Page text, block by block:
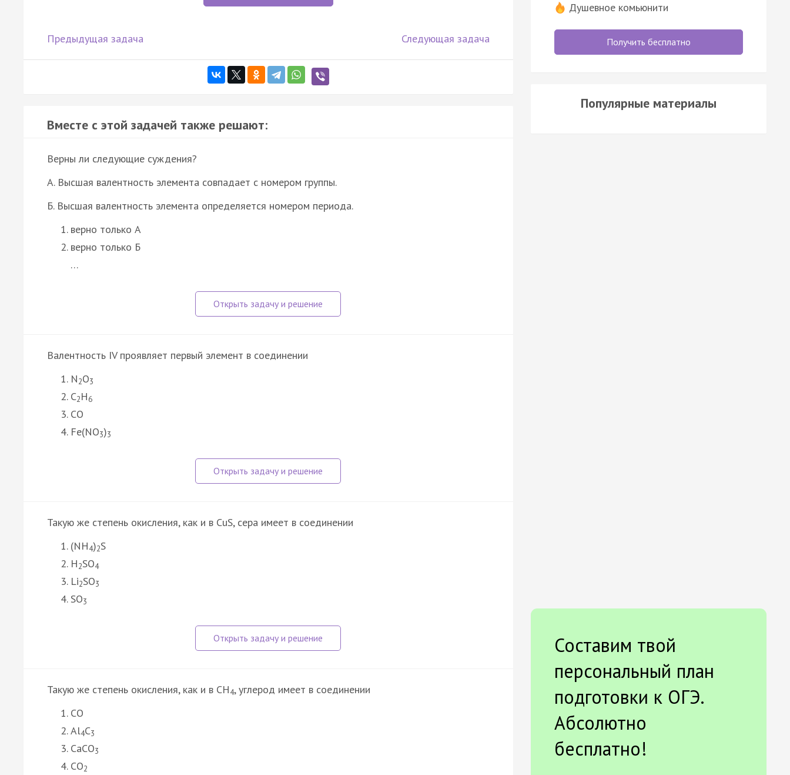
Предыдущая задача Следующая задача
Вместе с этой задачей также решают:
Верны ли следующие суждения?
А. Высшая валентность элемента совпадает с номером группы.
Б. Высшая валентность элемента определяется номером периода.
верно только А
верно только Б
…
Валентность IV проявляет первый элемент в соединении
N2O3
C2H6
CO
Fe(NO3)3
Такую же степень окисления, как и в CuS, сера имеет в соединении
(NH4)2S
H2SO4
Li2SO3
SO3
Такую же степень окисления, как и в CH4, углерод имеет в соединении
CO
Al4C3
CaCO3
CO2
Душевное комьюнити
Получить бесплатно
Популярные материалы
Составим твой
персональный план
подготовки к ОГЭ.
Абсолютно
бесплатно!